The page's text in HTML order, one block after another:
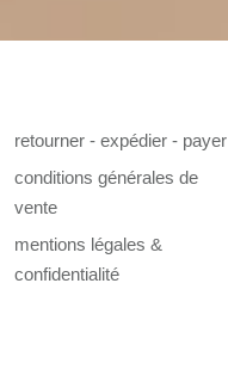
retourner - expédier - payer
conditions générales de
vente
mentions légales &
confidentialité